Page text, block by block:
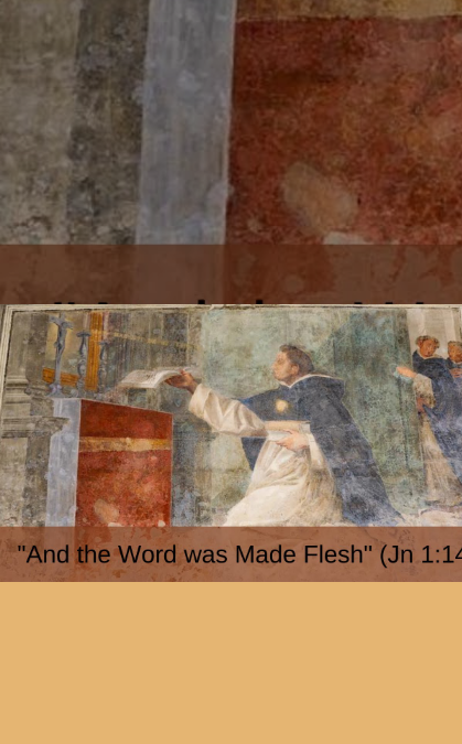
And the Word was Made Flesh, Aquinas on Christ
Zoom Conference, Talk 1
Reproducir video